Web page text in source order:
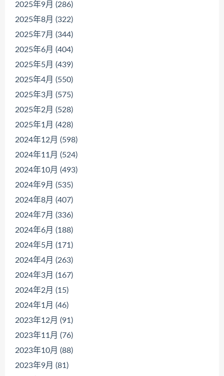
2025年9月 (286)
2025年8月 (322)
2025年7月 (344)
2025年6月 (404)
2025年5月 (439)
2025年4月 (550)
2025年3月 (575)
2025年2月 (528)
2025年1月 (428)
2024年12月 (598)
2024年11月 (524)
2024年10月 (493)
2024年9月 (535)
2024年8月 (407)
2024年7月 (336)
2024年6月 (188)
2024年5月 (171)
2024年4月 (263)
2024年3月 (167)
2024年2月 (15)
2024年1月 (46)
2023年12月 (91)
2023年11月 (76)
2023年10月 (88)
2023年9月 (81)